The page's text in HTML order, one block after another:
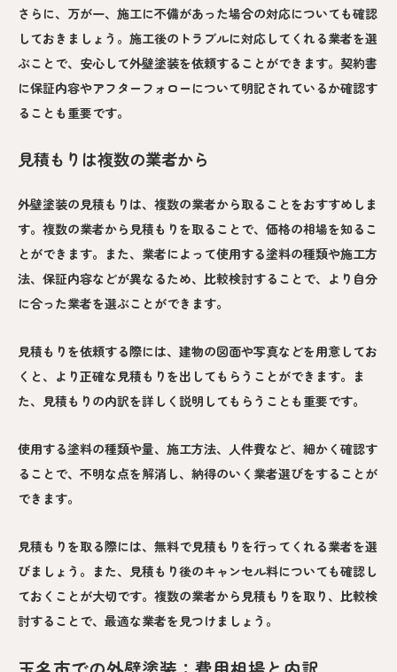
さらに、万が一、施工に不備があった場合の対応についても確認
しておきましょう。施工後のトラブルに対応してくれる業者を選
ぶことで、安心して外壁塗装を依頼することができます。契約書
に保証内容やアフターフォローについて明記されているか確認す
ることも重要です。
見積もりは複数の業者から
外壁塗装の見積もりは、複数の業者から取ることをおすすめしま
す。複数の業者から見積もりを取ることで、価格の相場を知るこ
とができます。また、業者によって使用する塗料の種類や施工方
法、保証内容などが異なるため、比較検討することで、より自分
に合った業者を選ぶことができます。
見積もりを依頼する際には、建物の図面や写真などを用意してお
くと、より正確な見積もりを出してもらうことができます。ま
た、見積もりの内訳を詳しく説明してもらうことも重要です。
使用する塗料の種類や量、施工方法、人件費など、細かく確認す
ることで、不明な点を解消し、納得のいく業者選びをすることが
できます。
見積もりを取る際には、無料で見積もりを行ってくれる業者を選
びましょう。また、見積もり後のキャンセル料についても確認し
ておくことが大切です。複数の業者から見積もりを取り、比較検
討することで、最適な業者を見つけましょう。